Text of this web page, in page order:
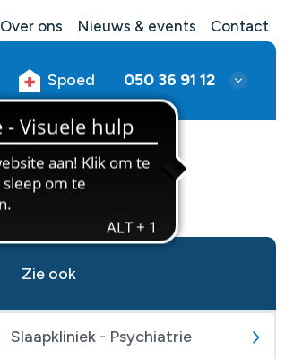
Over ons Nieuws & events Contact
Spoed 050 36 91 12
Zie ook
Slaapkliniek - Psychiatrie